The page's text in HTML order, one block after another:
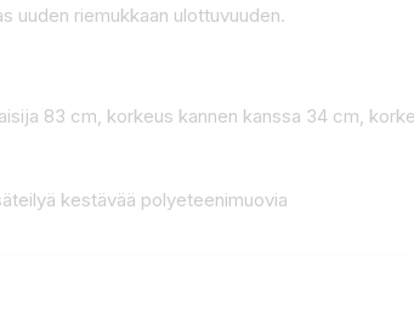
uuden riemukkaan ulottuvuuden.
83 cm, korkeus kannen kanssa 34 cm,
kestävää polyeteenimuovia